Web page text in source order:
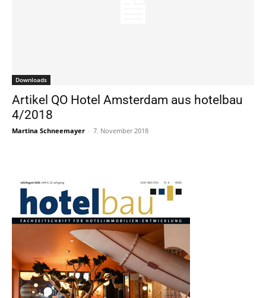
Downloads
Artikel QO Hotel Amsterdam aus hotelbau
4/2018
Martina Schneemayer - 7. November 2018